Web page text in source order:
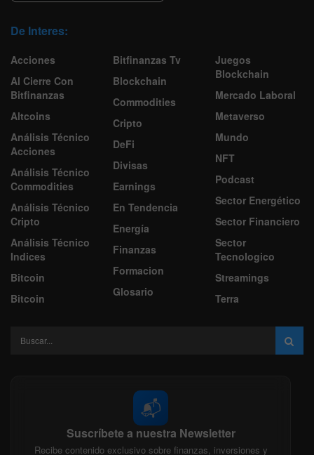
De Interes:
Acciones
Al Cierre Con
Bitfinanzas
Altcoins
Análisis Técnico
Acciones
Análisis Técnico
Commodities
Análisis Técnico
Cripto
Análisis Técnico
Indices
Bitcoin
Bitcoin
Bitfinanzas Tv
Blockchain
Commodities
Cripto
DeFi
Divisas
Earnings
En Tendencia
Energía
Finanzas
Formacion
Glosario
Juegos
Blockchain
Mercado Laboral
Metaverso
Mundo
NFT
Podcast
Sector Energético
Sector Financiero
Sector
Tecnologico
Streamings
Terra
📬
Suscríbete a nuestra Newsletter
Recibe contenido exclusivo sobre finanzas, inversiones y